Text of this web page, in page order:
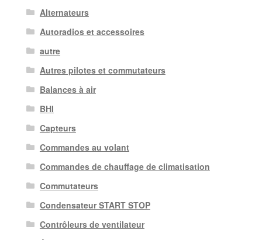
Alternateurs
Autoradios et accessoires
autre
Autres pilotes et commutateurs
Balances à air
BHI
Capteurs
Commandes au volant
Commandes de chauffage de climatisation
Commutateurs
Condensateur START STOP
Contrôleurs de ventilateur